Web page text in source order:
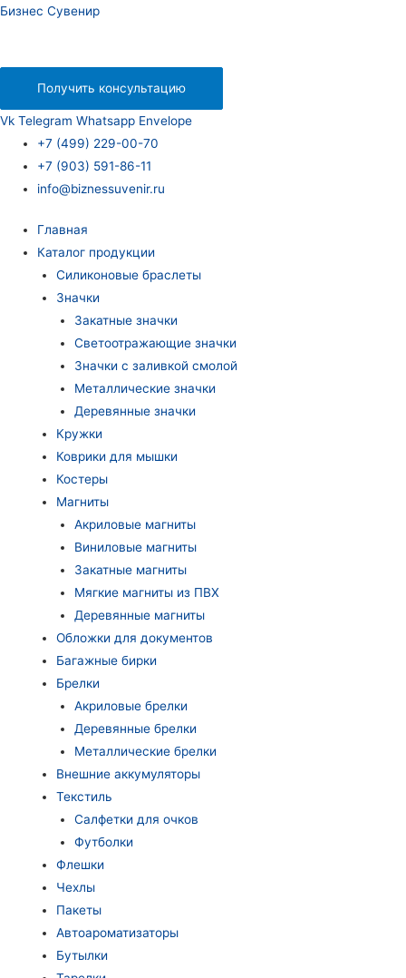
Бизнес Сувенир
Получить консультацию
Vk Telegram Whatsapp Envelope
+7 (499) 229-00-70
+7 (903) 591-86-11
info@biznessuvenir.ru
Главная
Каталог продукции
Силиконовые браслеты
Значки
Закатные значки
Светоотражающие значки
Значки с заливкой смолой
Металлические значки
Деревянные значки
Кружки
Коврики для мышки
Костеры
Магниты
Акриловые магниты
Виниловые магниты
Закатные магниты
Мягкие магниты из ПВХ
Деревянные магниты
Обложки для документов
Багажные бирки
Брелки
Акриловые брелки
Деревянные брелки
Металлические брелки
Внешние аккумуляторы
Текстиль
Салфетки для очков
Футболки
Флешки
Чехлы
Пакеты
Автоароматизаторы
Бутылки